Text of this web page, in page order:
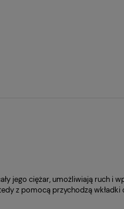
jego ciężar, umożliwiają ruch
z pomocą przychodzą